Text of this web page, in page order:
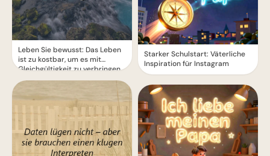
Leben Sie bewusst: Das Leben
ist zu kostbar, um es mit
Gleichgültigkeit zu verbringen
Starker Schulstart: Väterliche
Inspiration für Instagram